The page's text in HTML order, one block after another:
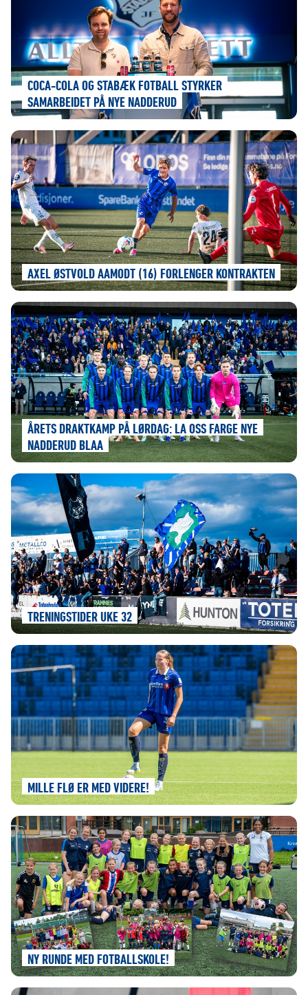
COCA-COLA OG STABÆK FOTBALL STYRKER
SAMARBEIDET PÅ NYE NADDERUD
AXEL ØSTVOLD AAMODT (16) FORLENGER KONTRAKTEN
ÅRETS DRAKTKAMP PÅ LØRDAG: LA OSS FARGE NYE
NADDERUD BLAA
TRENINGSTIDER UKE 32
MILLE FLØ ER MED VIDERE!
NY RUNDE MED FOTBALLSKOLE!